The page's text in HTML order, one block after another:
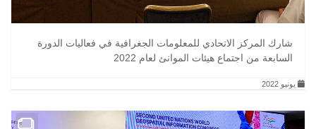
شارك المركز الاتحادي للمعلومات الجغرافية في فعاليات الدورة
السابعة من اجتماع هيئات الموانئ لعام 2022
يونيو 2022